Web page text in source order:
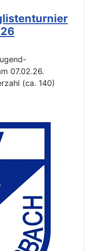
07.02.26.
(ca. 140)